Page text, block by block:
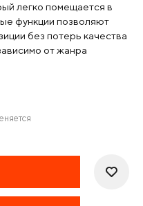
легко помещается в
функции позволяют
без потерь качества
от жанра